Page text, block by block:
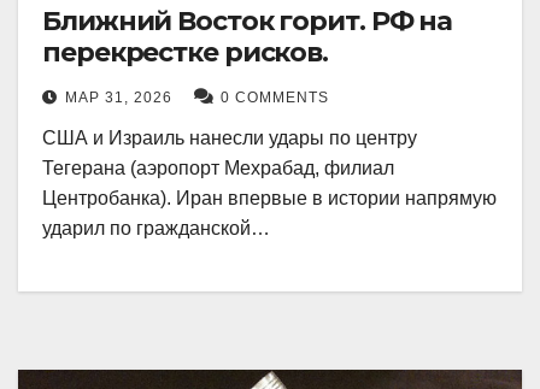
Ближний Восток горит. РФ на
перекрестке рисков.
МАР 31, 2026 0 COMMENTS
США и Израиль нанесли удары по центру
Тегерана (аэропорт Мехрабад, филиал
Центробанка). Иран впервые в истории напрямую
ударил по гражданской…